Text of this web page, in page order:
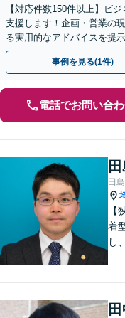
【対応件数150件以上】ビ
支援します！企画・営業の
る実用的なアドバイスを提
い利用可】
事例を見る(1件)
電話でお問い合
田
【
着
し
気